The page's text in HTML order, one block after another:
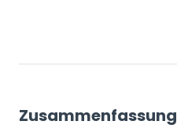
Zusammenfassung